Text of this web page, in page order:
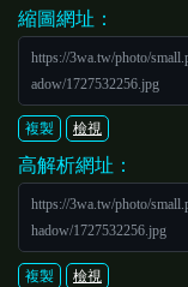
縮圖網址：
https://3wa.tw/photo/
adow/1727532256.jpg
複製 檢視
高解析網址：
https://3wa.tw/photo/
hadow/1727532256.jpg
複製 檢視